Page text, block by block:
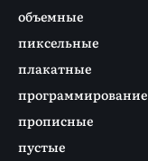
объемные
пиксельные
плакатные
программирование
прописные
пустые